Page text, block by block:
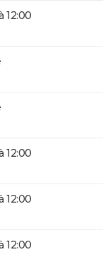
12:00
12:00
12:00
12:00